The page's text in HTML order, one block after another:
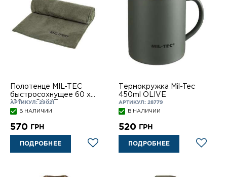
Полотенце MIL-TEC
быстросохнущее 60 x
120 см OLIVE
АРТИКУЛ: 29021
В НАЛИЧИИ
570 ГРН
ПОДРОБНЕЕ
Термокружка Mil-Tec
450ml OLIVE
АРТИКУЛ: 28779
В НАЛИЧИИ
520 ГРН
ПОДРОБНЕЕ